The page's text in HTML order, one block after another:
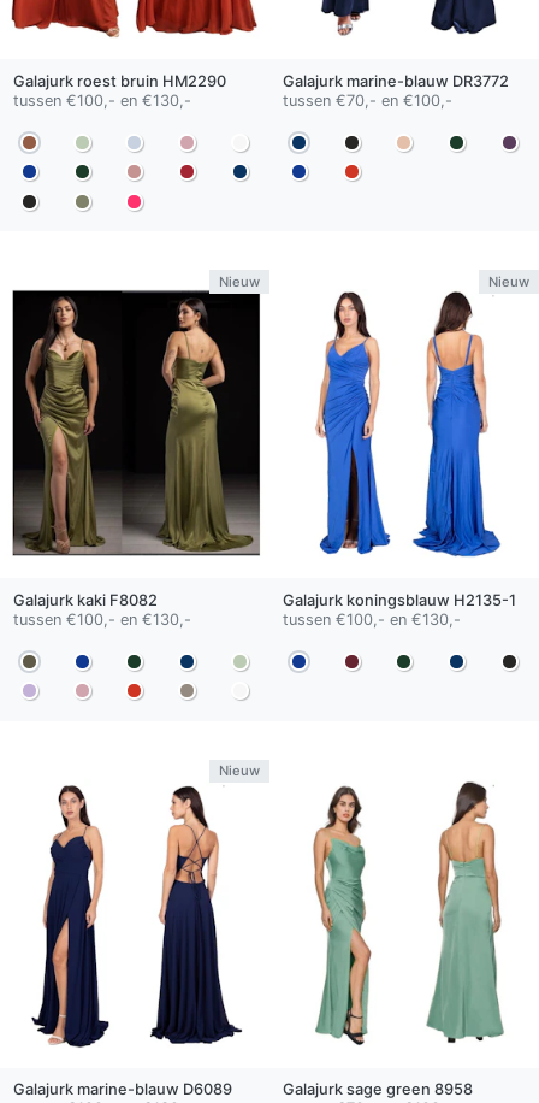
Galajurk roest bruin HM2290
tussen €100,- en €130,-
Galajurk marine-blauw DR3772
tussen €70,- en €100,-
Nieuw
Galajurk kakiF8082
tussen €100,- en €130,-
Nieuw
Galajurk koningsblauw H2135-1
tussen €100,- en €130,-
Nieuw
Galajurk marine-blauw D6089
Galajurk sage green 8958